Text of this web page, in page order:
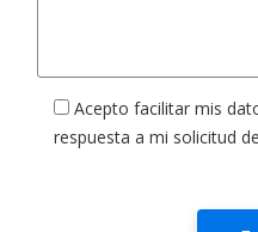
Acepto facilitar mis
respuesta a mi solicitud